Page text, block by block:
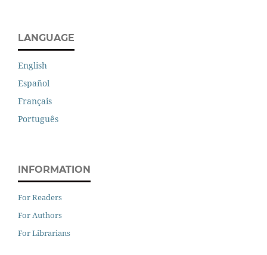
LANGUAGE
English
Español
Français
Português
INFORMATION
For Readers
For Authors
For Librarians